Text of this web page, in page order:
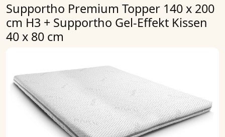
Supportho Premium Topper 140 x 200
cm H3 + Supportho Gel-Effekt Kissen
40 x 80 cm